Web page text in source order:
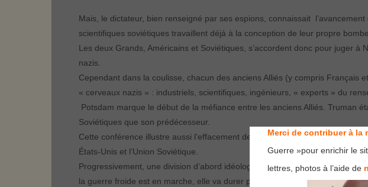
Mais, le dictateur, bien renseigné par ses espions, connaissait
scientifiques soviétiques travaillent déjà à la conception de leur propre
Les deux Grands, Américains et Soviétiques, s’accordent donc pour juger à
nazis.
Cependant dans la coulisse, chacun des anciens Alliés (y compris Français
« cerveaux nazis » : industriels, scientifiques, ingénieurs, « experts » du
Potsdam marque le début de la méfiance entre les anciens Alliés. Truman
Soviétiques que son prédécesseur.
Cette conférence illustre aussi l’effacement des puissances européennes
États-Unis et l’Union Soviétique.
Progressivement, une division d’abord idéologique puis réelle va séparer
la guerre froide est en marche, elle va durer plus de 40 ans….
Merci de contribuer à la
Guerre »pour enrichir le
lettres, photos à l’aide de